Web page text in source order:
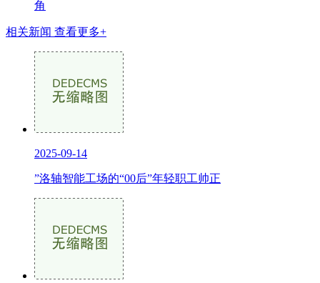
角
相关新闻 查看更多+
2025-09-14
”洛轴智能工场的“00后”年轻职工帅正